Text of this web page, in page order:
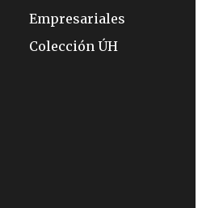
Empresariales
Colección ÚH